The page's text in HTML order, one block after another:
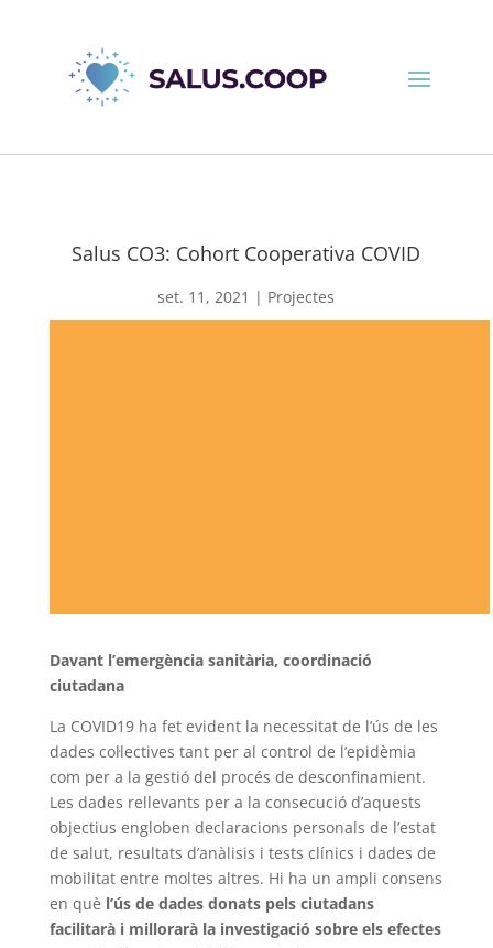
Salus CO3: Cohort Cooperativa COVID
set. 11, 2021 | Projectes
Davant l’emergència sanitària, coordinació
ciutadana
La COVID19 ha fet evident la necessitat de l’ús de les
dades col·lectives tant per al control de l’epidèmia
com per a la gestió del procés de desconfinamient.
Les dades rellevants per a la consecució d’aquests
objectius engloben declaracions personals de l’estat
de salut, resultats d’anàlisis i tests clínics i dades de
mobilitat entre moltes altres. Hi ha un ampli consens
en què l’ús de dades donats pels ciutadans
facilitarà i millorarà la investigació sobre els efectes